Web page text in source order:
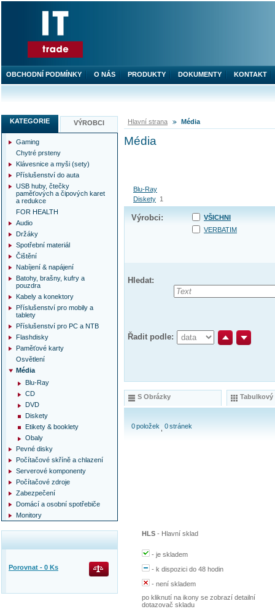
Hlavní strana Média
Média
Blu-Ray
Diskety 1
Výrobci:
VŠICHNI
VERBATIM
Hledat:
Řadit podle:
S Obrázky Tabulkový
0položek 0stránek
HLS - Hlavní sklad
- je skladem
- k dispozici do 48 hodin
- není skladem
po kliknutí na ikony se zobrazí detailní
dotazovač skladu
KATEGORIE VÝROBCI
Gaming
Chytré prsteny
Klávesnice a myši (sety)
Příslušenství do auta
USB huby, čtečky
paměťových a čipových karet
a redukce
FOR HEALTH
Audio
Držáky
Spotřební materiál
Čištění
Nabíjení & napájení
Batohy, brašny, kufry a
pouzdra
Kabely a konektory
Příslušenství pro mobily a
tablety
Příslušenství pro PC a NTB
Flashdisky
Paměťové karty
Osvětlení
Média
Blu-Ray
CD
DVD
Diskety
Etikety & booklety
Obaly
Pevné disky
Počítačové skříně a chlazení
Serverové komponenty
Počítačové zdroje
Zabezpečení
Domácí a osobní spotřebiče
Monitory
Porovnat - 0 Ks
OBCHODNÍ PODMÍNKY O NÁS PRODUKTY DOKUMENTY KONTAKT